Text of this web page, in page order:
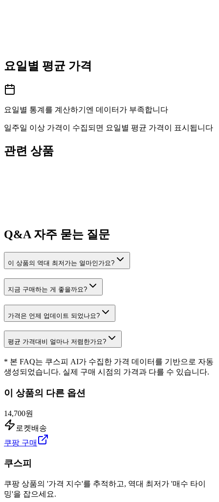
요일별 평균 가격
요일별 통계를 계산하기엔 데이터가 부족합니다
일주일 이상 가격이 수집되면 요일별 평균 가격이 표시됩니다
관련 상품
Q&A자주 묻는 질문
이 상품의 역대 최저가는 얼마인가요?
지금 구매하는 게 좋을까요?
가격은 언제 업데이트 되었나요?
평균 가격대비 얼마나 저렴한가요?
* 본 FAQ는 쿠스피 AI가 수집한 가격 데이터를 기반으로 자동
생성되었습니다. 실제 구매 시점의 가격과 다를 수 있습니다.
이 상품의 다른 옵션
14,700원
로켓배송
쿠팡 구매
쿠스피
쿠팡 상품의 '가격 지수'를 추적하고, 역대 최저가 '매수 타이
밍'을 잡으세요.